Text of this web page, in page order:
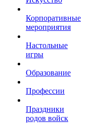
Корпоративные
мероприятия
Настольные
игры
Образование
Профессии
Праздники
родов войск